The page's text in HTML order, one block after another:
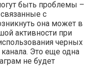
быть проблемы –
с
она может в
активности при
черных
Это еще одна
не будет